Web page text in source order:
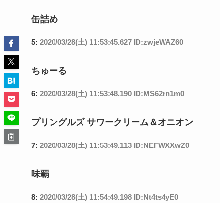
缶詰め
5: 2020/03/28(土) 11:53:45.627 ID:zwjeWAZ60
ちゅーる
6: 2020/03/28(土) 11:53:48.190 ID:MS62rn1m0
プリングルズ サワークリーム＆オニオン
7: 2020/03/28(土) 11:53:49.113 ID:NEFWXXwZ0
味覇
8: 2020/03/28(土) 11:54:49.198 ID:Nt4ts4yE0